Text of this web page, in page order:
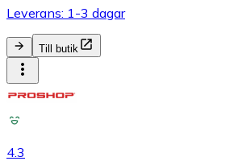
Leverans: 1-3 dagar
Till butik
4.3